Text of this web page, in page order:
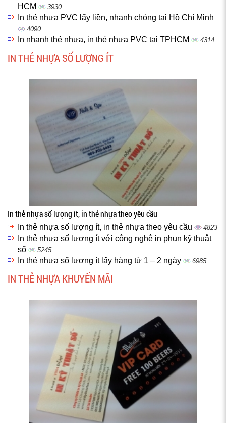
HCM
3930
In thẻ nhựa PVC lấy liền, nhanh chóng tại Hồ Chí Minh
4090
In nhanh thẻ nhựa, in thẻ nhựa PVC tại TPHCM 4314
IN THẺ NHỰA SỐ LƯỢNG ÍT
In thẻ nhựa số lượng ít, in thẻ nhựa theo yêu cầu
In thẻ nhựa số lượng ít, in thẻ nhựa theo yêu cầu 4823
In thẻ nhựa số lượng ít với công nghệ in phun kỹ thuật
số
5245
In thẻ nhựa số lượng ít lấy hàng từ 1 – 2 ngày 6985
IN THẺ NHỰA KHUYẾN MÃI